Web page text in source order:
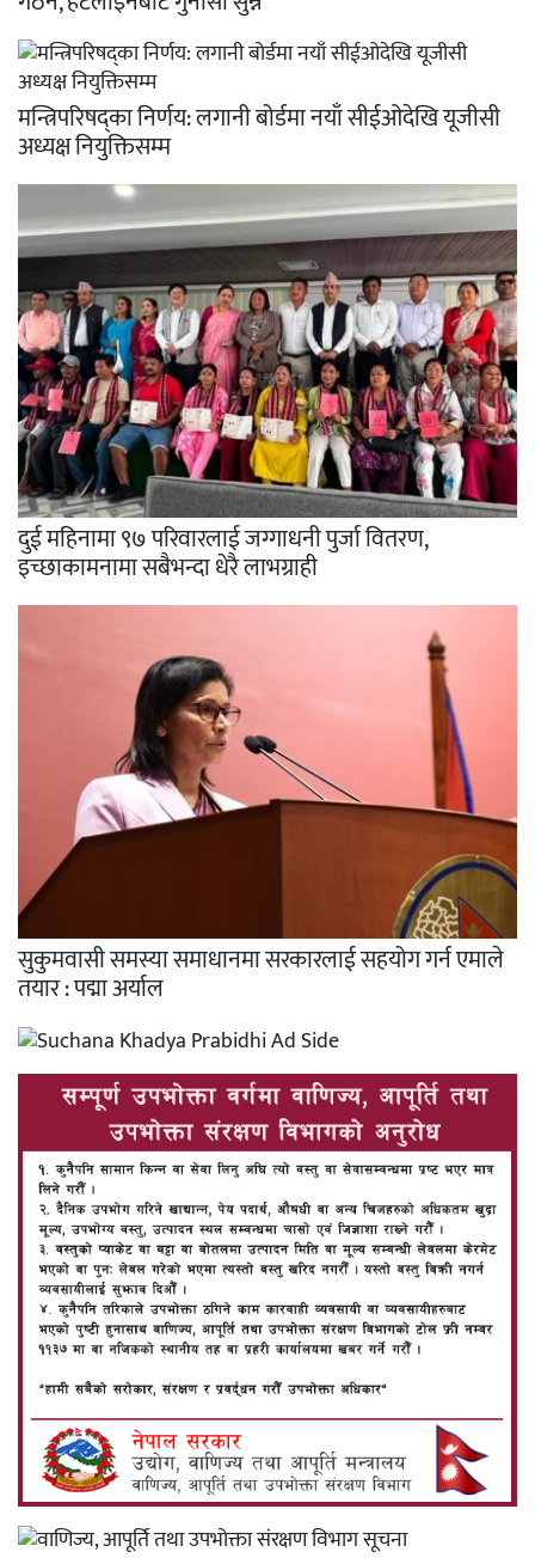
मन्त्रिपरिषद्का निर्णय: लगानी बोर्डमा नयाँ सीईओदेखि यूजीसी
अध्यक्ष नियुक्तिसम्म
दुई महिनामा ९७ परिवारलाई जग्गाधनी पुर्जा वितरण,
इच्छाकामनामा सबैभन्दा धेरै लाभग्राही
सुकुमवासी समस्या समाधानमा सरकारलाई सहयोग गर्न एमाले
तयार : पद्मा अर्याल